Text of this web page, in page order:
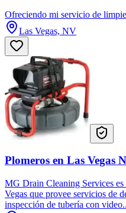
Ofreciendo mi servicio de
Las Vegas, NV
Plomeros en Las Vegas
MG Drain Cleaning Services
Vegas que provee servicios de
inspección de tubería con